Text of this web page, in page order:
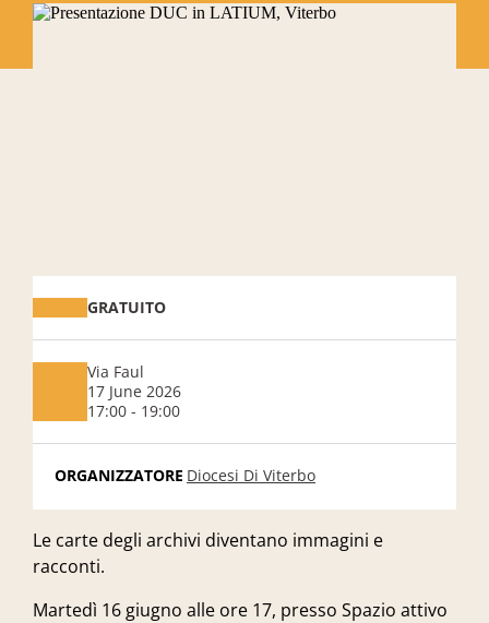
Le carte degli archivi diventano immagini e
racconti.
Martedì 16 giugno alle ore 17, presso Spazio attivo
GRATUITO
Via Faul
17 June 2026
17:00 - 19:00
ORGANIZZATORE Diocesi Di Viterbo